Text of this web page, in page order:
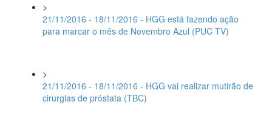
>
21/11/2016 - 18/11/2016 - HGG está fazendo ação
para marcar o mês de Novembro Azul (PUC TV)
>
21/11/2016 - 18/11/2016 - HGG vai realizar mutirão de
cirurgias de próstata (TBC)